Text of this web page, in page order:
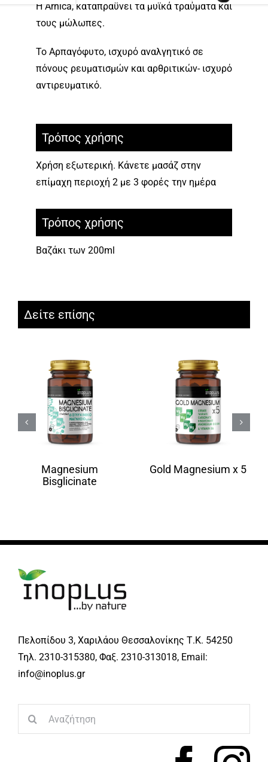
Η Arnica, καταπραϋνει τα μυϊκά τραύματα και
τους μώλωπες.
Το Αρπαγόφυτο, ισχυρό αναλγητικό σε
πόνους ρευματισμών και αρθριτικών- ισχυρό
αντιρευματικό.
Τρόπος χρήσης
Χρήση εξωτερική. Κάνετε μασάζ στην
επίμαχη περιοχή 2 με 3 φορές την ημέρα
Τρόπος χρήσης
Βαζάκι των 200ml
Δείτε επίσης
Magnesium
Bisglicinate
Gold Magnesium x 5
Πελοπίδου 3, Χαριλάου Θεσσαλονίκης Τ.Κ. 54250
Τηλ. 2310-315380, Φαξ. 2310-313018, Email:
info@inoplus.gr